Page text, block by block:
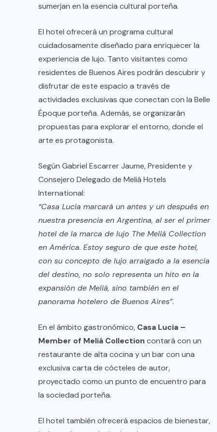
sumerjan en la esencia cultural porteña.
El hotel ofrecerá un programa cultural
cuidadosamente diseñado para enriquecer la
experiencia de lujo. Tanto visitantes como
residentes de Buenos Aires podrán descubrir y
disfrutar de este espacio a través de
actividades exclusivas que conectan con la Belle
Époque porteña. Además, se organizarán
propuestas para explorar el entorno, donde el
arte es protagonista.
Según Gabriel Escarrer Jaume, Presidente y
Consejero Delegado de Meliá Hotels
International:
“Casa Lucia marcará un antes y un después en
nuestra presencia en Argentina, al ser el primer
hotel de la marca de lujo The Meliá Collection
en América. Estoy seguro de que este hotel,
con su concepto de lujo arraigado a la esencia
del destino, no solo representa un hito en la
expansión de Meliá, sino también en el
panorama hotelero de Buenos Aires”.
En el ámbito gastronómico, Casa Lucia –
Member of Meliá Collection contará con un
restaurante de alta cocina y un bar con una
exclusiva carta de cócteles de autor,
proyectado como un punto de encuentro para
la sociedad porteña.
El hotel también ofrecerá espacios de bienestar,